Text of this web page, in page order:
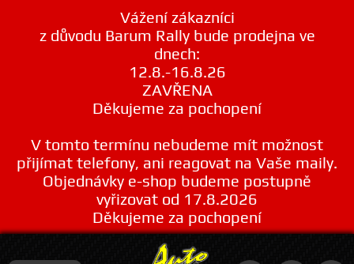
Vážení zákazníci
z důvodu Barum Rally bude prodejna ve
dnech:
12.8.-16.8.26
ZAVŘENA
Děkujeme za pochopení
V tomto termínu nebudeme mít možnost
přijímat telefony, ani reagovat na Vaše maily.
Objednávky e-shop budeme postupně
vyřizovat od 17.8.2026
Děkujeme za pochopení